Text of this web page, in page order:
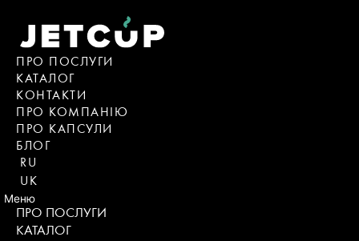
ПРО ПОСЛУГИ
КАТАЛОГ
KОНТАКТИ
ПРО КОМПАНІЮ
ПРО КАПСУЛИ
БЛОГ
RU
UK
Меню
ПРО ПОСЛУГИ
КАТАЛОГ